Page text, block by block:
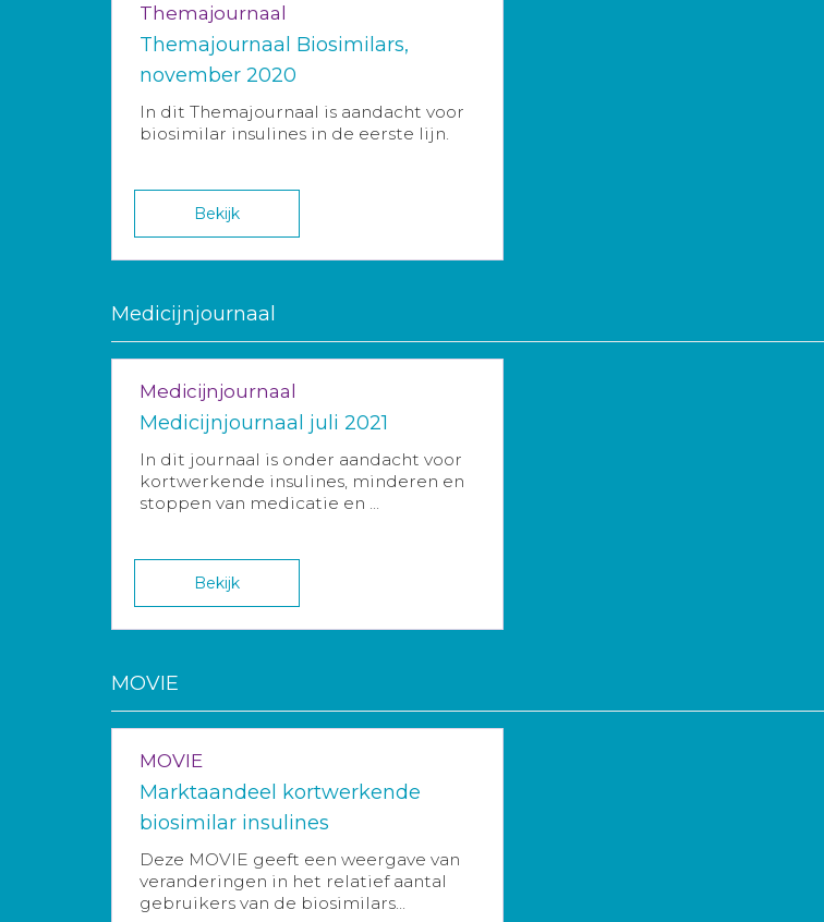
Themajournaal
Themajournaal Biosimilars,
november 2020
In dit Themajournaal is aandacht voor
biosimilar insulines in de eerste lijn.
Bekijk
Medicijnjournaal
Medicijnjournaal
Medicijnjournaal juli 2021
In dit journaal is onder aandacht voor
kortwerkende insulines, minderen en
stoppen van medicatie en ...
Bekijk
MOVIE
MOVIE
Marktaandeel kortwerkende
biosimilar insulines
Deze MOVIE geeft een weergave van
veranderingen in het relatief aantal
gebruikers van de biosimilars...